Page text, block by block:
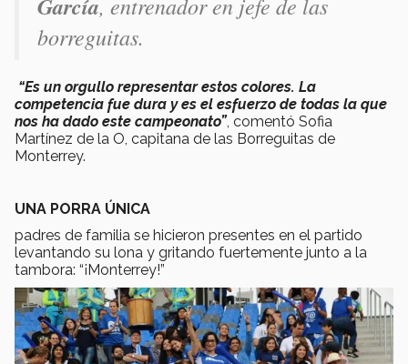
García
borreguitas.
“Es un orgullo representar estos colores. La
competencia fue dura y es el esfuerzo de todas la que
nos ha dado este campeonato”, comentó Sofia
Martínez de la O, capitana de las Borreguitas de
Monterrey.
UNA PORRA ÚNICA
padres de familia se hicieron presentes en el partido
levantando su lona y gritando fuertemente junto a la
tambora: “¡Monterrey!”